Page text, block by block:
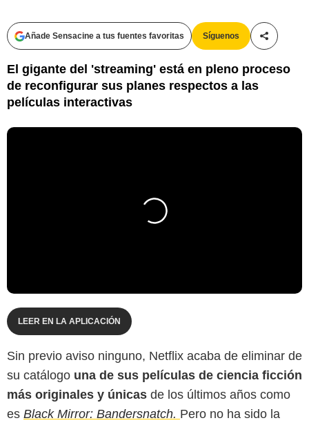
Añade Sensacine a tus fuentes favoritas Síguenos
El gigante del 'streaming' está en pleno proceso
de reconfigurar sus planes respectos a las
películas interactivas
LEER EN LA APLICACIÓN
Sin previo aviso ninguno, Netflix acaba de eliminar de
su catálogo una de sus películas de ciencia ficción
más originales y únicas de los últimos años como
es Black Mirror: Bandersnatch. Pero no ha sido la